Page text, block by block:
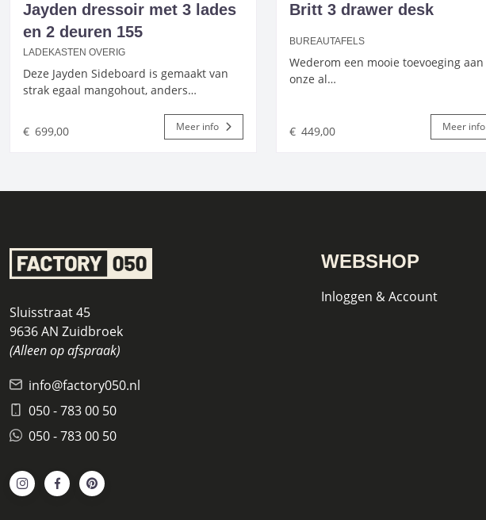
Jayden dressoir met 3 lades
en 2 deuren 155
LADEKASTEN OVERIG
Deze Jayden Sideboard is gemaakt van
strak egaal mangohout, anders…
€ 699,00 Meer info
Britt 3 drawer desk
BUREAUTAFELS
Wederom een mooie toevoeging aan
onze al…
€ 449,00 Meer info
Sluisstraat 45
9636 AN Zuidbroek
(Alleen op afspraak)
info@factory050.nl
050 - 783 00 50
050 - 783 00 50
WEBSHOP
Inloggen & Account